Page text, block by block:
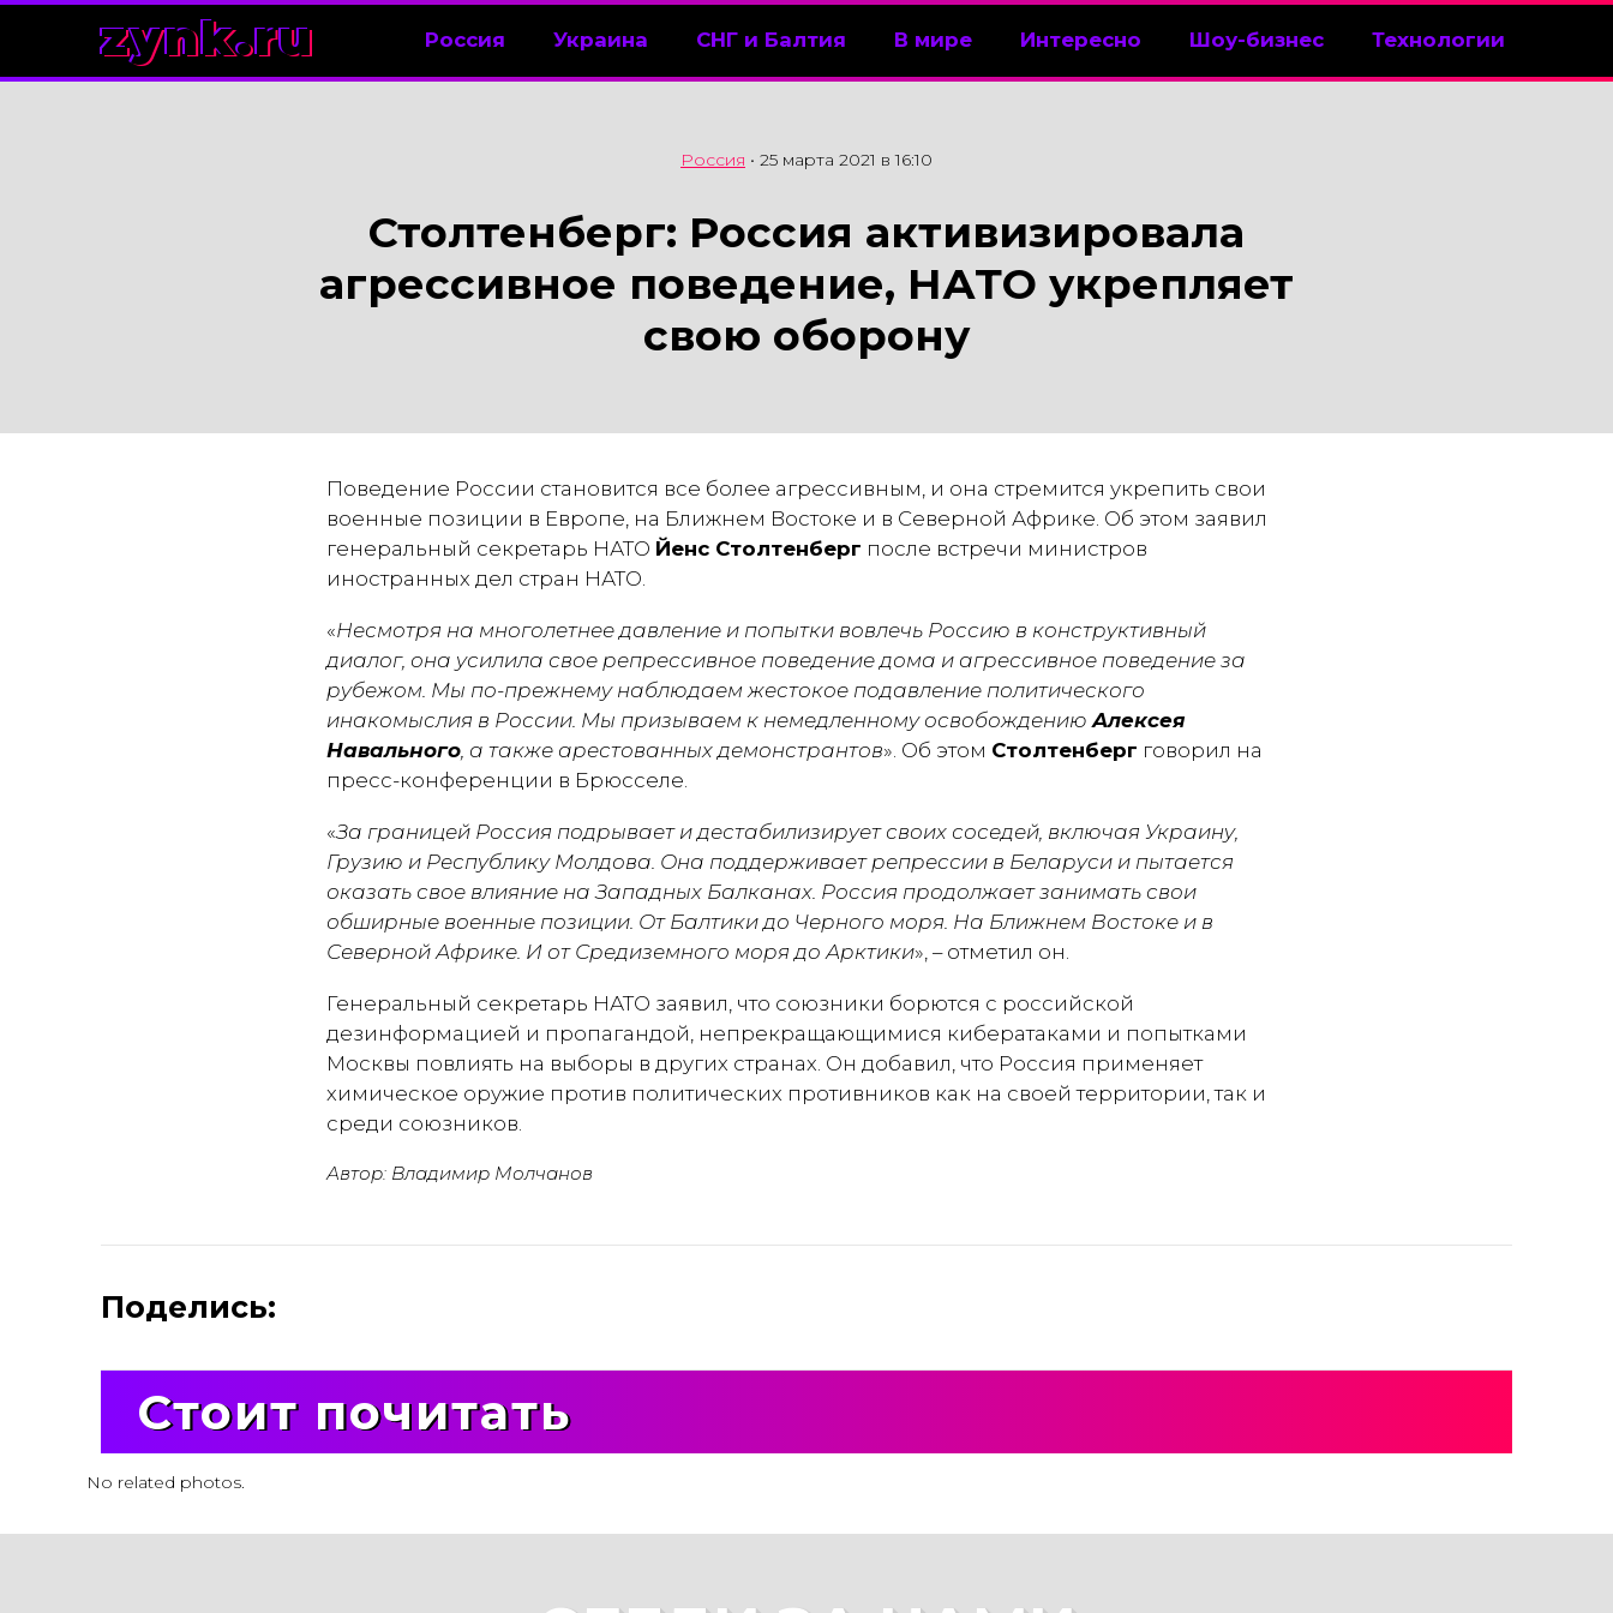
zynk.ru Россия Украина СНГ и Балтия В мире Интересно Шоу-бизнес Технологии
Россия • 25 марта 2021 в 16:10
Столтенберг: Россия активизировала
агрессивное поведение, НАТО укрепляет
свою оборону
Поведение России становится все более агрессивным, и она стремится укрепить свои
военные позиции в Европе, на Ближнем Востоке и в Северной Африке. Об этом заявил
генеральный секретарь НАТО Йенс Столтенберг после встречи министров
иностранных дел стран НАТО.
«Несмотря на многолетнее давление и попытки вовлечь Россию в конструктивный
диалог, она усилила свое репрессивное поведение дома и агрессивное поведение за
рубежом. Мы по-прежнему наблюдаем жестокое подавление политического
инакомыслия в России. Мы призываем к немедленному освобождениюАлексея
Навального, а также арестованных демонстрантов». Об этом Столтенберг говорил на
пресс-конференции в Брюсселе.
«За границей Россия подрывает и дестабилизирует своих соседей, включая Украину,
Грузию и Республику Молдова. Она поддерживает репрессии в Беларуси и пытается
оказать свое влияние на Западных Балканах. Россия продолжает занимать свои
обширные военные позиции. От Балтики до Черного моря. На Ближнем Востоке и в
Северной Африке. И от Средиземного моря до Арктики», – отметил он.
Генеральный секретарь НАТО заявил, что союзники борются с российской
дезинформацией и пропагандой, непрекращающимися кибератаками и попытками
Москвы повлиять на выборы в других странах. Он добавил, что Россия применяет
химическое оружие против политических противников как на своей территории, так и
среди союзников.
Автор: Владимир Молчанов
Поделись:
Стоит почитать
No related photos.